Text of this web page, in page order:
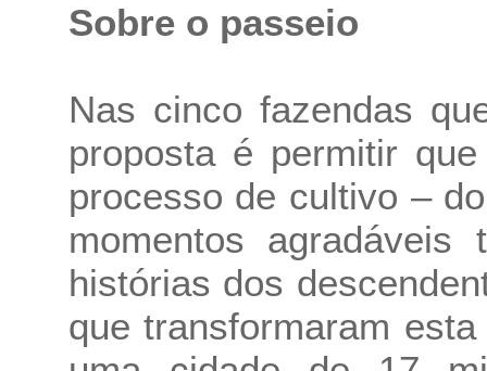
Sobre o passeio
Nas cinco fazendas
proposta é permitir
processo de cultivo –
momentos
histórias dos
que transformaram